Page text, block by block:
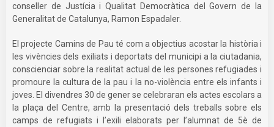
conseller de Justícia i Qualitat Democràtica del Govern de la
Generalitat de Catalunya, Ramon Espadaler.
El projecte Camins de Pau té com a objectius acostar la història i
les vivències dels exiliats i deportats del municipi a la ciutadania,
conscienciar sobre la realitat actual de les persones refugiades i
promoure la cultura de la pau i la no-violència entre els infants i
joves. El divendres 30 de gener se celebraran els actes escolars a
la plaça del Centre, amb la presentació dels treballs sobre els
camps de refugiats i l’exili elaborats per l’alumnat de 5è de